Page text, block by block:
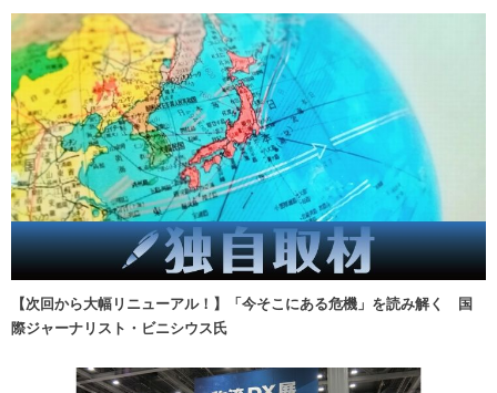
【次回から大幅リニューアル！】「今そこにある危機」を読み解く 国
際ジャーナリスト・ビニシウス氏